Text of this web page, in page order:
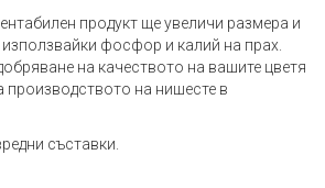
продукт ще увеличи размера и
фосфор и калий на прах.
на качеството на вашите цветя
производството на нишесте в
съставки.